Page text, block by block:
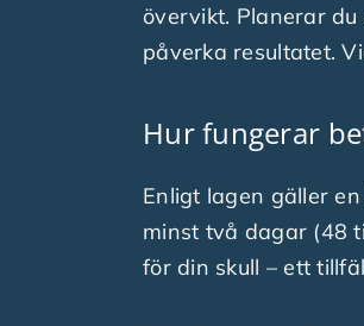
övervikt. Planerar
påverka resultatet.
Hur fungerar
Enligt lagen gäller
minst två dagar (48
för din skull – ett